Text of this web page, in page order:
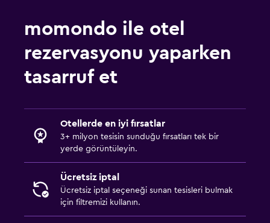
Çamaşırhane
Çamaşır yıkama tesisleri
Çalışma alanı
Aile dostu
momondo ile otel
rezervasyonu yaparken
tasarruf et
Otellerde en iyi fırsatlar
3+ milyon tesisin sunduğu fırsatları tek bir
yerde görüntüleyin.
Ücretsiz iptal
Ücretsiz iptal seçeneği sunan tesisleri bulmak
için filtremizi kullanın.